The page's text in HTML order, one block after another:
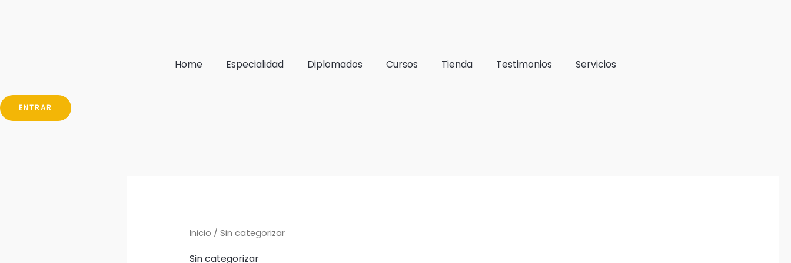
Home
Especialidad Diplomados Cursos Tienda Testimonios Servicios
ENTRAR
Inicio / Sin categorizar
Sin categorizar